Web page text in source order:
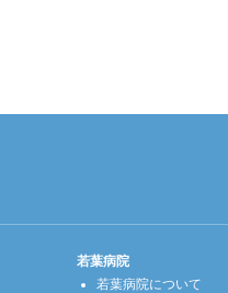
若葉病院
若葉病院について